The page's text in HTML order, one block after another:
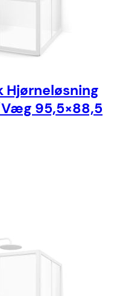
Hjørneløsning
95,5×88,5